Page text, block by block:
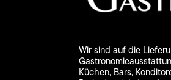
Wir sind auf die
Küchen, Bars,